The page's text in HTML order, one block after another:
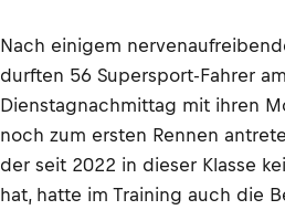
Nach einigem
durften 56 Supersport-Fahrer am
Dienstagnachmittag mit ihren
noch zum ersten Rennen
der seit 2022 in dieser Klasse
hat, hatte im Training auch die